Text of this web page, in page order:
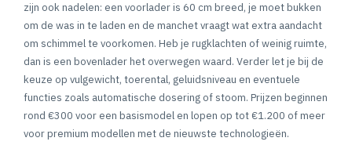
zijn ook nadelen: een voorlader is 60 cm breed, je moet bukken
om de was in te laden en de manchet vraagt wat extra aandacht
om schimmel te voorkomen. Heb je rugklachten of weinig ruimte,
dan is een bovenlader het overwegen waard. Verder let je bij de
keuze op vulgewicht, toerental, geluidsniveau en eventuele
functies zoals automatische dosering of stoom. Prijzen beginnen
rond €300 voor een basismodel en lopen op tot €1.200 of meer
voor premium modellen met de nieuwste technologieën.